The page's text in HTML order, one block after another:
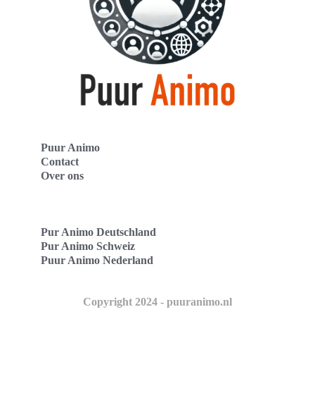
Puur Animo
Contact
Over ons
Pur Animo Deutschland
Pur Animo Schweiz
Puur Animo Nederland
Copyright 2024 - puuranimo.nl